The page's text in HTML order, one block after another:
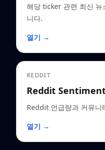
해당 ticker 관련 최신 뉴
니다.
열기 →
REDDIT
Reddit
Reddit 언급량과 커뮤니
열기 →